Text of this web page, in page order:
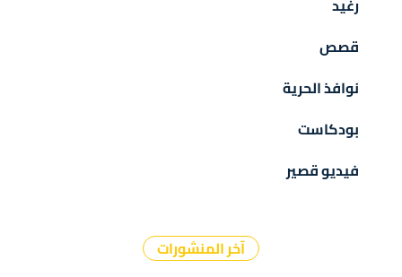
رغيد
قصص
نوافذ الحرية
بودكاست
فيديو قصير
آخر المنشورات